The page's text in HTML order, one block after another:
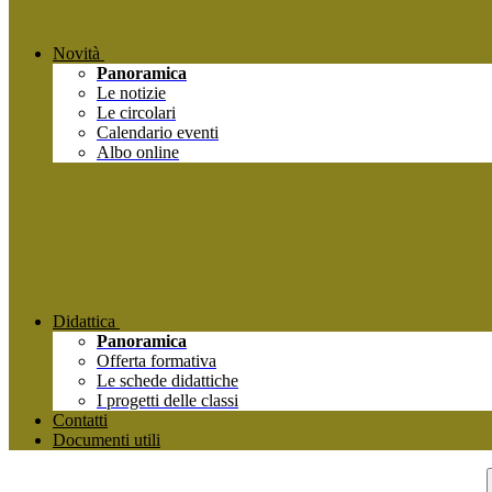
Novità
Panoramica
Le notizie
Le circolari
Calendario eventi
Albo online
Didattica
Panoramica
Offerta formativa
Le schede didattiche
I progetti delle classi
Contatti
Documenti utili